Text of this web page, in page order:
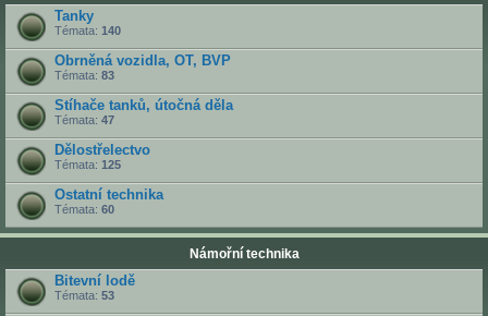
Tanky
Témata: 140
Obrněná vozidla, OT, BVP
Témata: 83
Stíhače tanků, útočná děla
Témata: 47
Dělostřelectvo
Témata: 125
Ostatní technika
Témata: 60
Námořní technika
Bitevní lodě
Témata: 53